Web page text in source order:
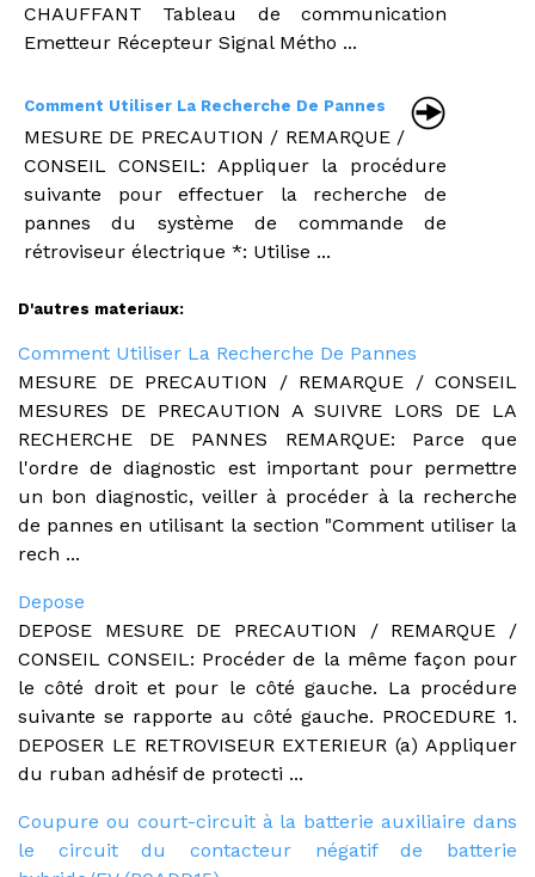
CHAUFFANT Tableau de communication
Emetteur Récepteur Signal Métho ...
Comment Utiliser La Recherche De Pannes
MESURE DE PRECAUTION / REMARQUE /
CONSEIL CONSEIL: Appliquer la procédure
suivante pour effectuer la recherche de
pannes du système de commande de
rétroviseur électrique *: Utilise ...
D'autres materiaux:
Comment Utiliser La Recherche De Pannes
MESURE DE PRECAUTION / REMARQUE / CONSEIL
MESURES DE PRECAUTION A SUIVRE LORS DE LA
RECHERCHE DE PANNES REMARQUE: Parce que
l'ordre de diagnostic est important pour permettre
un bon diagnostic, veiller à procéder à la recherche
de pannes en utilisant la section "Comment utiliser la
rech ...
Depose
DEPOSE MESURE DE PRECAUTION / REMARQUE /
CONSEIL CONSEIL: Procéder de la même façon pour
le côté droit et pour le côté gauche. La procédure
suivante se rapporte au côté gauche. PROCEDURE 1.
DEPOSER LE RETROVISEUR EXTERIEUR (a) Appliquer
du ruban adhésif de protecti ...
Coupure ou court-circuit à la batterie auxiliaire dans
le circuit du contacteur négatif de batterie